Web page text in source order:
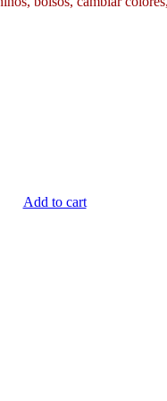
Add to cart